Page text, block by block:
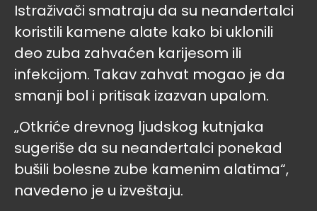
Istraživači smatraju da su neandertalci
koristili kamene alate kako bi uklonili
deo zuba zahvaćen karijesom ili
infekcijom. Takav zahvat mogao je da
smanji bol i pritisak izazvan upalom.
„Otkriće drevnog ljudskog kutnjaka
sugeriše da su neandertalci ponekad
bušili bolesne zube kamenim alatima“,
navedeno je u izveštaju.